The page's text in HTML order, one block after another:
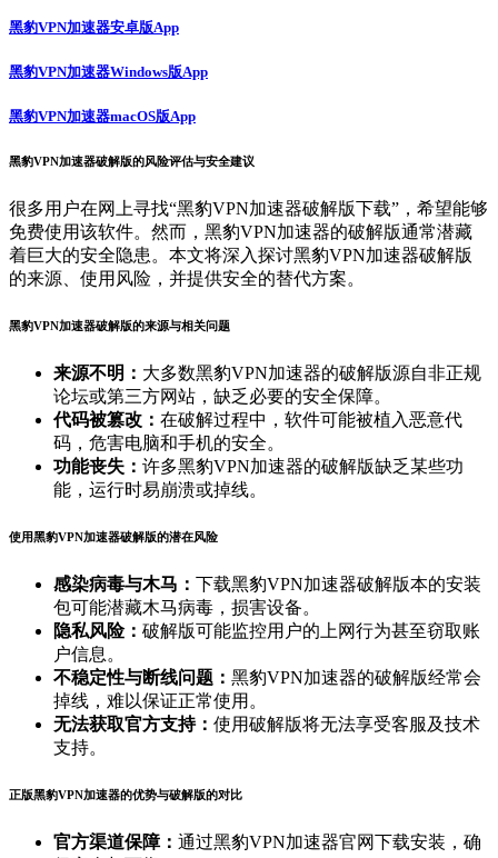
黑豹VPN加速器安卓版App
黑豹VPN加速器Windows版App
黑豹VPN加速器macOS版App
黑豹VPN加速器破解版的风险评估与安全建议
很多用户在网上寻找“黑豹VPN加速器破解版下载”，希望能够
免费使用该软件。然而，黑豹VPN加速器的破解版通常潜藏
着巨大的安全隐患。本文将深入探讨黑豹VPN加速器破解版
的来源、使用风险，并提供安全的替代方案。
黑豹VPN加速器破解版的来源与相关问题
来源不明： 大多数黑豹VPN加速器的破解版源自非正规
论坛或第三方网站，缺乏必要的安全保障。
代码被篡改： 在破解过程中，软件可能被植入恶意代
码，危害电脑和手机的安全。
功能丧失： 许多黑豹VPN加速器的破解版缺乏某些功
能，运行时易崩溃或掉线。
使用黑豹VPN加速器破解版的潜在风险
感染病毒与木马： 下载黑豹VPN加速器破解版本的安装
包可能潜藏木马病毒，损害设备。
隐私风险： 破解版可能监控用户的上网行为甚至窃取账
户信息。
不稳定性与断线问题： 黑豹VPN加速器的破解版经常会
掉线，难以保证正常使用。
无法获取官方支持： 使用破解版将无法享受客服及技术
支持。
正版黑豹VPN加速器的优势与破解版的对比
官方渠道保障： 通过黑豹VPN加速器官网下载安装，确